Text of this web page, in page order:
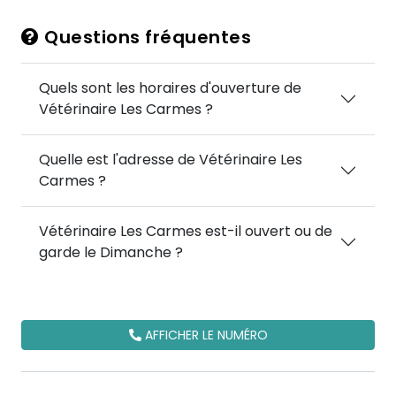
Questions fréquentes
Quels sont les horaires d'ouverture de
Vétérinaire Les Carmes ?
Quelle est l'adresse de Vétérinaire Les
Carmes ?
Vétérinaire Les Carmes est-il ouvert ou de
garde le Dimanche ?
AFFICHER LE NUMÉRO